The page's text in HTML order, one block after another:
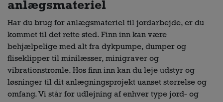
anlægsmateriel
Har du brug for anlægsmateriel til jordarbejde, er du
kommet til det rette sted. Finn inn kan være
behjælpelige med alt fra dykpumpe, dumper og
fliseklipper til minilæsser, minigraver og
vibrationstromle. Hos finn inn kan du leje udstyr og
løsninger til dit anlægningsprojekt uanset størrelse og
omfang. Vi står for udlejning af enhver type jord- og